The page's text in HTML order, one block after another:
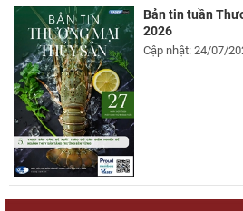
Bản tin tuần
2026
Cập nhật: 24/07/